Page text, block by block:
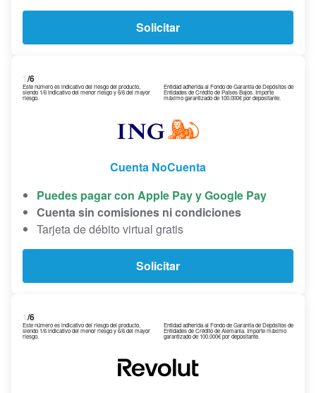
Solicitar
1/6
Este número es indicativo del riesgo del producto,
siendo 1/6 indicativo del menor riesgo y 6/6 del mayor
riesgo.
Entidad adherida al Fondo de Garantía de Depósitos de
Entidades de Crédito de Países Bajos. Importe
máximo garantizado de 100.000€ por depositante.
Cuenta NoCuenta
Puedes pagar con Apple Pay y Google Pay
Cuenta sin comisiones ni condiciones
Tarjeta de débito virtual gratis
Solicitar
1/6
Este número es indicativo del riesgo del producto,
siendo 1/6 indicativo del menor riesgo y 6/6 del mayor
riesgo.
Entidad adherida al Fondo de Garantía de Depósitos de
Entidades de Crédito de Alemania. Importe máximo
garantizado de 100.000€ por depositante.